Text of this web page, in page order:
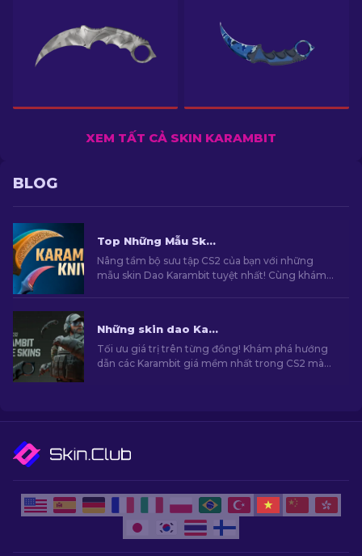
XEM TẤT CẢ SKIN KARAMBIT
BLOG
Top Những Mẫu Skin Dao Karambit Hàng Đầu trong CS2
Nâng tầm bộ sưu tập CS2 của bạn với những
mẫu skin Dao Karambit tuyệt nhất! Cùng khám
Những skin dao Karambit rẻ nhất trong CS2 [2026]
Tối ưu giá trị trên từng đồng! Khám phá hướng
dẫn các Karambit giá mềm nhất trong CS2 mà